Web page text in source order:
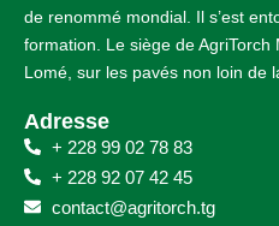
de renommé mondial. Il s’est
formation. Le siège de
Lomé, sur les pavés non loin de
Adresse
+ 228 99 02 78 83
+ 228 92 07 42 45
contact@agritorch.tg